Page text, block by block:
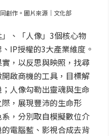
創作。圖片來源｜文化部
、「人像」3個核心物
IP授權的3大產業維度。
，以反思與映照，找尋
啟商機的工具，目標解
人像勾勒出靈魂與生命
，展現豐沛的生命形
，分別取自模擬數位介
電腦藍、影視合成去背